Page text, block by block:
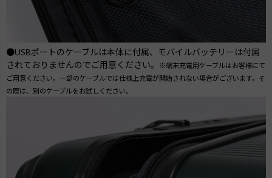
●USBポートのケーブルは本体に付属、モバイルバッテリーは付属
されておりませんのでご用意ください。
※端末充電用ケーブルはお客様にて
ご用意ください。一部のケーブルでは仕様上充電が開始されない場合がございます。そ
の際は、別のケーブルをお試しください。